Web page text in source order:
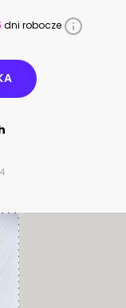
dni robocze